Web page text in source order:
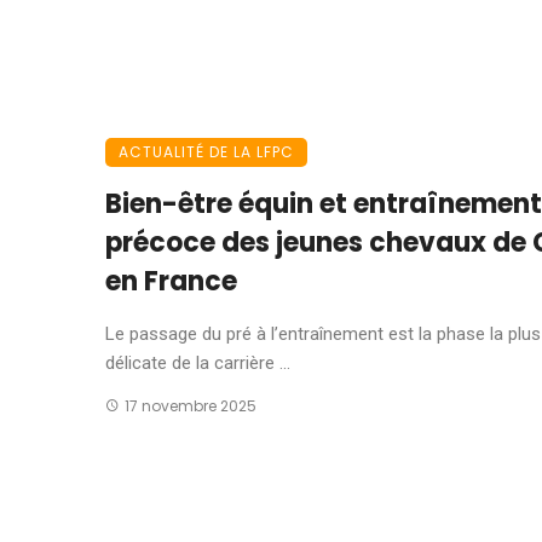
ACTUALITÉ DE LA LFPC
Bien-être équin et entraînement
précoce des jeunes chevaux de
en France
Le passage du pré à l’entraînement est la phase la plus
délicate de la carrière ...
17 novembre 2025